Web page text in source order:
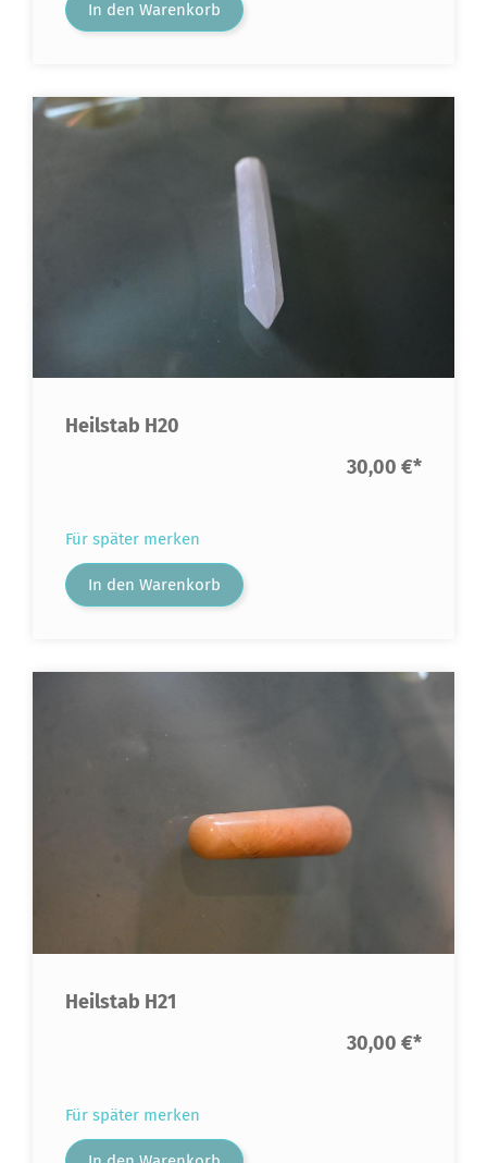
In den Warenkorb
Heilstab H20
30,00 €*
Für später merken
In den Warenkorb
Heilstab H21
30,00 €*
Für später merken